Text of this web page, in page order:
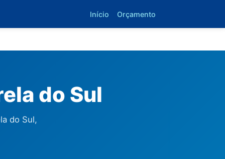
Início Orçamento
do Sul
do Sul,